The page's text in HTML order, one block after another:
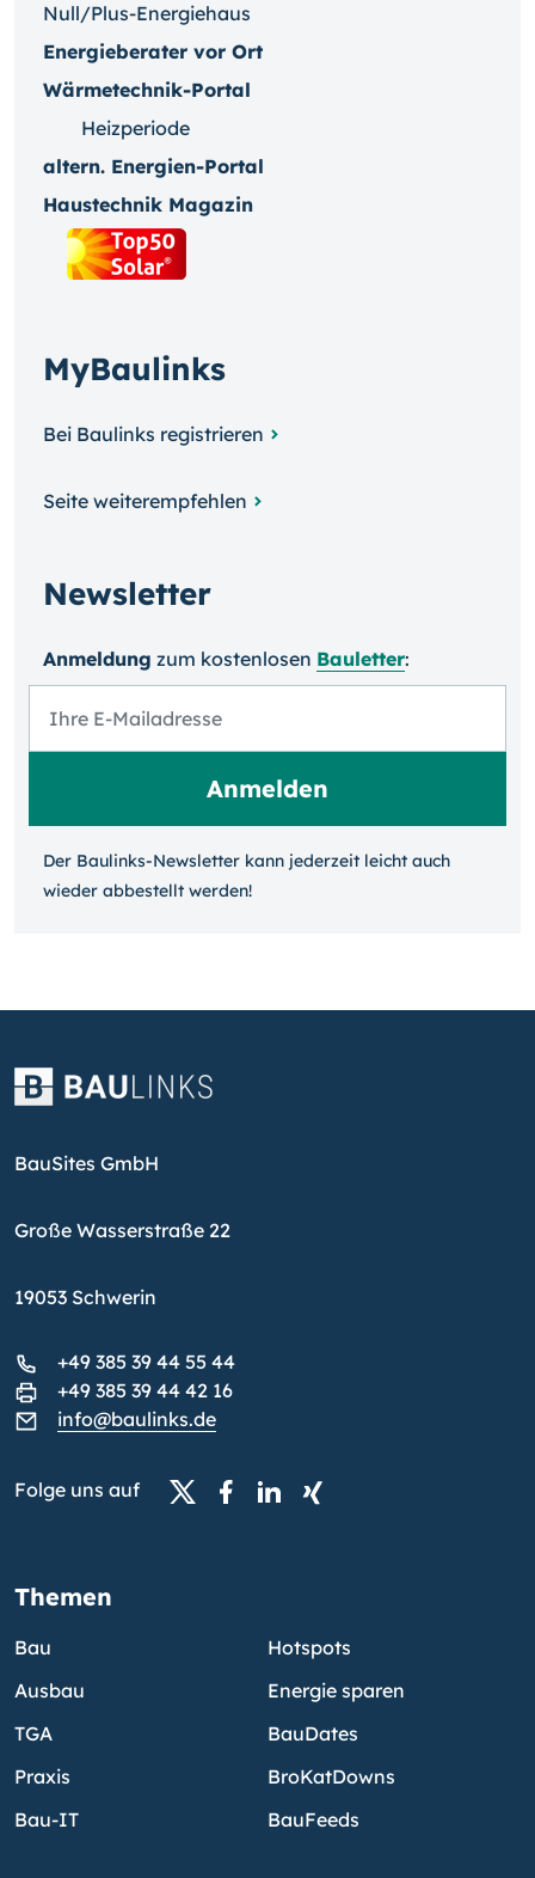
Null/Plus-Energiehaus
Energieberater vor Ort
Wärmetechnik-Portal
Heizperiode
altern. Energien-Portal
Haustechnik Magazin
MyBaulinks
Bei Baulinks registrieren
Seite weiterempfehlen
Newsletter
Anmeldung zum kosten­losen Bauletter:
Der Baulinks-Newsletter kann jeder­zeit leicht auch
wieder ab­bestellt werden!
BauSites GmbH
Große Wasserstraße 22
19053 Schwerin
+49 385 39 44 55 44
+49 385 39 44 42 16
info@baulinks.de
Folge uns auf
Themen
Bau
Ausbau
TGA
Praxis
Bau-IT
Hotspots
Energie sparen
BauDates
BroKatDowns
BauFeeds